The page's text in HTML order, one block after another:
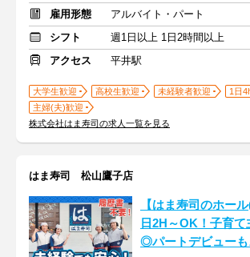
雇用形態
アルバイト・パート
シフト
週1日以上 1日2時間以上
アクセス
平井駅
大学生歓迎 高校生歓迎 未経験者歓迎
1日
主婦(夫)歓迎
株式会社はま寿司の求人一覧を見る
はま寿司 松山鷹子店
【はま寿司のホー
日2H～OK！子育
◎パートデビューも